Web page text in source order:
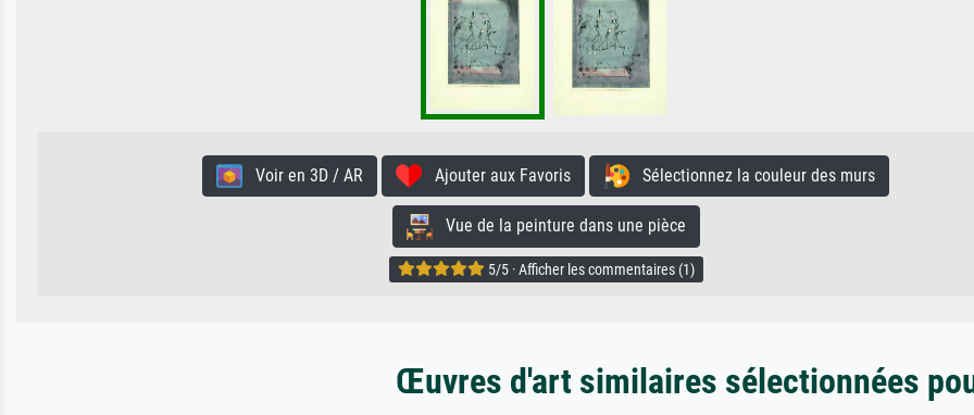
Voir en 3D / AR Ajouter aux Favoris Sélectionnez la couleur des murs
Vue de la peinture dans une pièce
5/5 · Afficher les commentaires (1)
Œuvres d'art similaires sélectionnées